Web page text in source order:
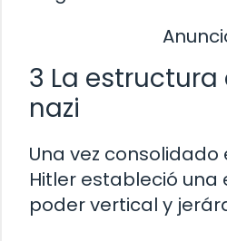
3 La
nazi
Una vez consolidado
Hitler estableció una
poder vertical y